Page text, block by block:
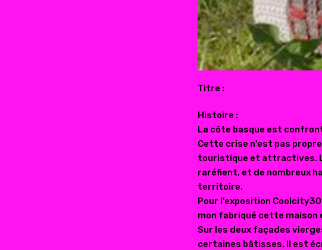
Titre :
Histoire :
La côte basque est
Cette crise n'est pas
touristique et attractives.
raréfient, et de nombreux
territoire.
Pour l'exposition
mon fabriqué cette maison
Sur les deux façades
certaines bâtisses. Il est écrit